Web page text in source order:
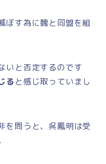
ぼす為に魏と同盟を組
いと否定するのです
ると感じ取っていまし
を問うと、呉鳳明は受